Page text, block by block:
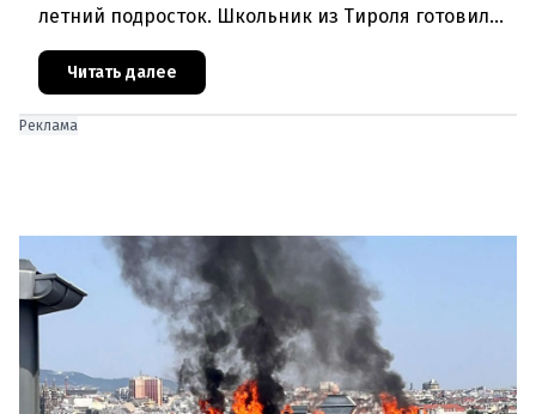
летний подросток. Школьник из Тироля готовил
нападение на религиозные учреждения и
намеревался транслировать свои действи
Читать далее
Реклама